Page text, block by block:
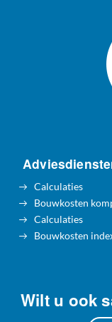
Calculaties
Bouwkosten
Calculaties
Bouwkosten
Wilt u ook